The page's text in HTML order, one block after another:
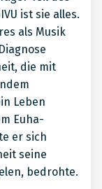
ist sie alles.
als Musik
die mit
Leben
Euha-
er sich
seine
bedrohte.